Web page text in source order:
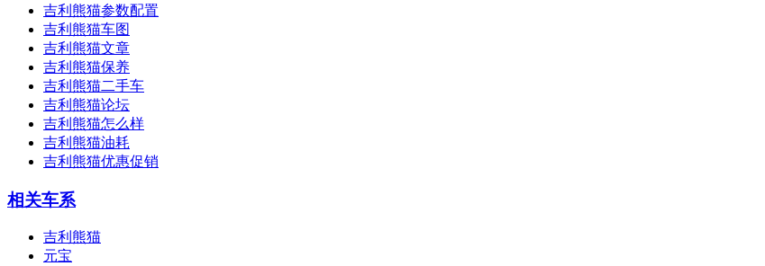
吉利熊猫参数配置
吉利熊猫车图
吉利熊猫文章
吉利熊猫保养
吉利熊猫二手车
吉利熊猫论坛
吉利熊猫怎么样
吉利熊猫油耗
吉利熊猫优惠促销
相关车系
吉利熊猫
元宝